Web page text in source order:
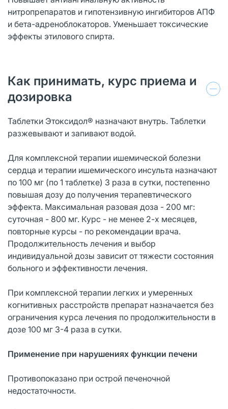
нитропрепаратов и гипотензивную ингибиторов АПФ
и бета-адреноблокаторов. Уменьшает токсические
эффекты этилового спирта.
Как принимать, курс приема и
дозировка
Таблетки Этоксидол® назначают внутрь. Таблетки
разжевывают и запивают водой.
Для комплексной терапии ишемической болезни
сердца и терапии ишемического инсульта назначают
по 100 мг (по 1 таблетке) 3 раза в сутки, постепенно
повышая дозу до получения терапевтического
эффекта. Максимальная разовая доза - 200 мг:
суточная - 800 мг. Курс - не менее 2-х месяцев,
повторные курсы - по рекомендации врача.
Продолжительность лечения и выбор
индивидуальной дозы зависит от тяжести состояния
больного и эффективности лечения.
При комплексной терапии легких и умеренных
когнитивных расстройств препарат назначается без
ограничения курса лечения по продолжительности в
дозе 100 мг 3-4 раза в сутки.
Применение при нарушениях функции печени
Противопоказано при острой печеночной
недостаточности.